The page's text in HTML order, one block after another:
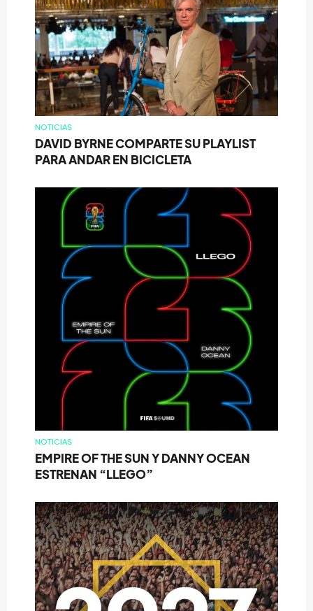
NOTICIAS
DAVID BYRNE COMPARTE SU PLAYLIST
PARA ANDAR EN BICICLETA
NOTICIAS
EMPIRE OF THE SUN Y DANNY OCEAN
ESTRENAN “LLEGO”